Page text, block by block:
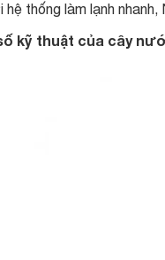
hệ thống làm lạnh
kỹ thuật của cây